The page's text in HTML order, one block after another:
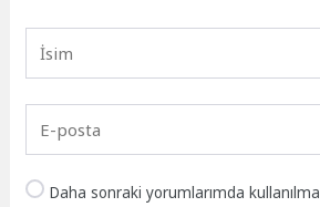
Daha sonraki yorumlarımda